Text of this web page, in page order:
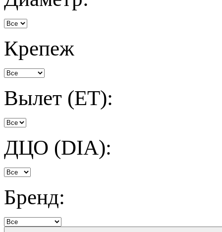
Крепеж
Вылет (ET):
ДЦО (DIA):
Бренд: